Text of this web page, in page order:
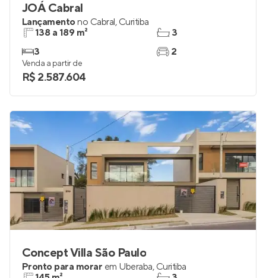
JOÁ Cabral
Lançamentono Cabral, Curitiba
138 a 189 m²
3
3
2
Venda a partir de
R$ 2.587.604
Concept Villa São Paulo
Pronto para morar em Uberaba, Curitiba